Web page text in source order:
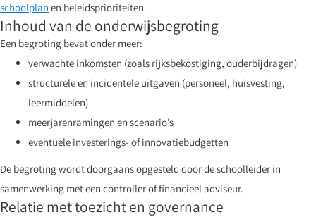
schoolplan en beleidsprioriteiten.
Inhoud van de onderwijsbegroting
Een begroting bevat onder meer:
verwachte inkomsten (zoals rijksbekostiging, ouderbijdragen)
structurele en incidentele uitgaven (personeel, huisvesting,
leermiddelen)
meerjarenramingen en scenario’s
eventuele investerings- of innovatiebudgetten
De begroting wordt doorgaans opgesteld door de schoolleider in
samenwerking met een controller of financieel adviseur.
Relatie met toezicht en governance